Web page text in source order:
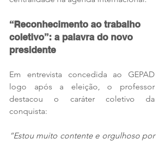
“Reconhecimento ao trabalho
coletivo”: a palavra do novo
presidente
Em entrevista concedida ao GEPAD
logo após a eleição, o professor
destacou o caráter coletivo da
conquista:
“Estou muito contente e orgulhoso por